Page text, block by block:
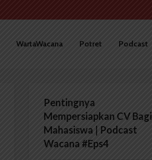
WartaWacana Potret Podcast
Pentingnya
Mempersiapkan CV Bagi
Mahasiswa | Podcast
Wacana #Eps4